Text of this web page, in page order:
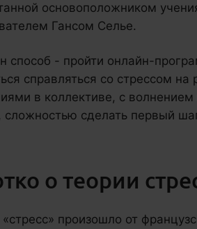
основоположником
Гансом Селье.
способ - пройти онлайн-
справляться со стрессом
в коллективе, с
сложностью сделать первый
о теории
произошло от